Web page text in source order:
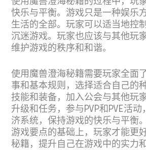
快乐与平衡。游戏只是一种娱乐
生活的全部。玩家可以适当地控
沉迷游戏。玩家也应该与其他玩
维护游戏的秩序和和谐。
使用魔兽澄海秘籍需要玩家全面
事和基本规则，选择适合自己的
技能和装备，加入公会与其他玩
升级和任务，参与PVP和PVE活
济系统，保持游戏的快乐与平衡
游戏要点的基础上，玩家才能更
秘籍，提升自己在游戏中的实力